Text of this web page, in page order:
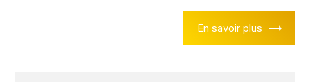
En savoir plus